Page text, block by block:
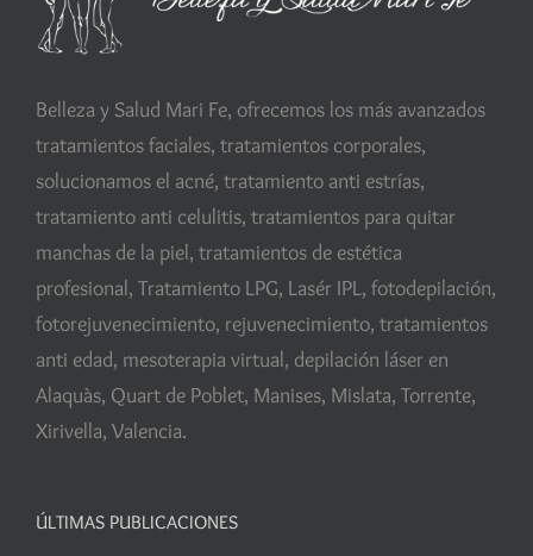
Belleza y Salud Mari Fe, ofrecemos los más avanzados
tratamientos faciales, tratamientos corporales,
solucionamos el acné, tratamiento anti estrías,
tratamiento anti celulitis, tratamientos para quitar
manchas de la piel, tratamientos de estética
profesional, Tratamiento LPG, Lasér IPL, fotodepilación,
fotorejuvenecimiento, rejuvenecimiento, tratamientos
anti edad, mesoterapia virtual, depilación láser en
Alaquàs, Quart de Poblet, Manises, Mislata, Torrente,
Xirivella, Valencia.
ÚLTIMAS PUBLICACIONES